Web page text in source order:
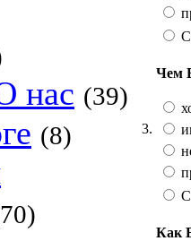
нас (39)
(8) 3.
Чем
Как